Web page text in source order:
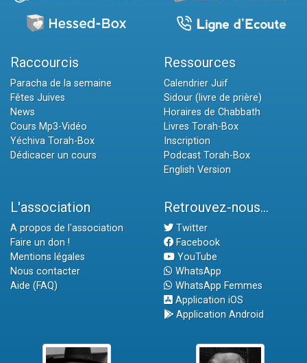
Raccourcis
Paracha de la semaine
Fêtes Juives
News
Cours Mp3-Vidéo
Yéchiva Torah-Box
Dédicacer un cours
Ressources
Calendrier Juif
Sidour (livre de prière)
Horaires de Chabbath
Livres Torah-Box
Inscription
Podcast Torah-Box
English Version
L'association
A propos de l'association
Faire un don !
Mentions légales
Nous contacter
Aide (FAQ)
Retrouvez-nous...
Twitter
Facebook
YouTube
WhatsApp
WhatsApp Femmes
Application iOS
Application Android